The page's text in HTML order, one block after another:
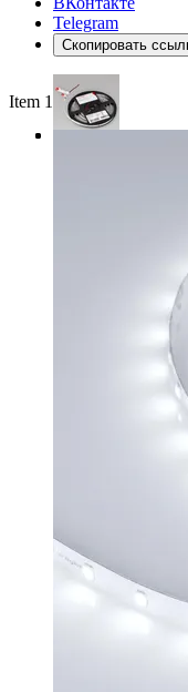
Telegram
Скопировать
Item 1 of 3